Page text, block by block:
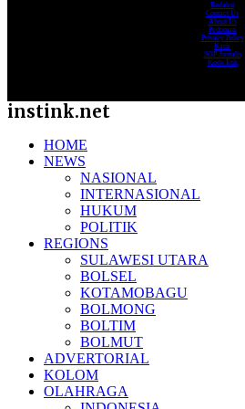
Redaksi
Contact Us
About Us
Pedoman
Privacy Policy
Karir
SOP Jurnalis
Kode Etik
instink.net
HOME
NEWS
NASIONAL
INTERNASIONAL
HUKUM
POLITIK
REGIONS
SULAWESI UTARA
BOLSEL
KOTAMOBAGU
BOLMONG
BOLTIM
BOLMUT
ADVERTORIAL
KOLOM
OLAHRAGA